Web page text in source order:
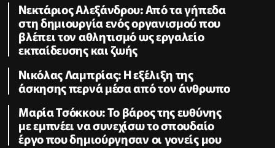
Νεκτάριος Αλεξάνδρου: Από τα γήπεδα
στη δημιουργία ενός οργανισμού που
βλέπει τον αθλητισμό ως εργαλείο
εκπαίδευσης και ζωής
Νικόλας Λαμπρίας: Η εξέλιξη της
άσκησης περνά μέσα από τον άνθρωπο
Μαρία Τσόκκου: Το βάρος της ευθύνης
με εμπνέει να συνεχίσω το σπουδαίο
έργο που δημιούργησαν οι γονείς μου